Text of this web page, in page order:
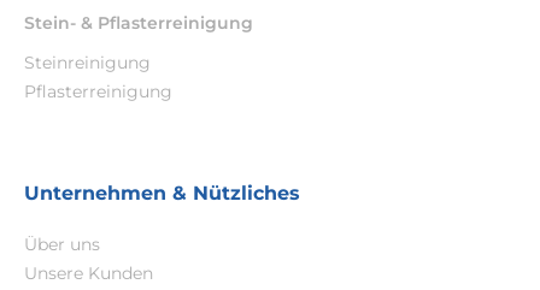
Stein- & Pflasterreinigung
Steinreinigung
Pflasterreinigung
Unternehmen & Nützliches
Über uns
Unsere Kunden